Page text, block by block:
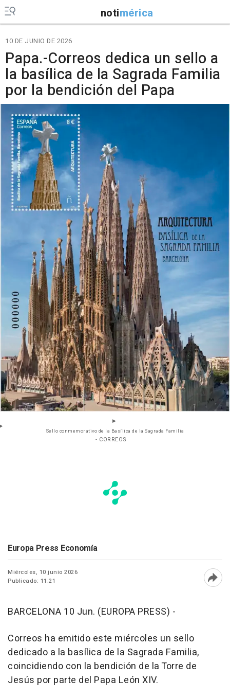
notimérica
10 DE JUNIO DE 2026
Papa.-Correos dedica un sello a
la basílica de la Sagrada Familia
por la bendición del Papa
Sello conmemorativo de la Basílica de la Sagrada Familia
- CORREOS
Europa Press Economía
Miércoles, 10 junio 2026
Publicado: 11:21
BARCELONA 10 Jun. (EUROPA PRESS) -
Correos ha emitido este miércoles un sello
dedicado a la basílica de la Sagrada Familia,
coincidiendo con la bendición de la Torre de
Jesús por parte del Papa León XIV.